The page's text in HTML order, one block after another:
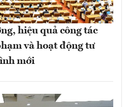
hiệu quả công tác
và hoạt động tư
mới